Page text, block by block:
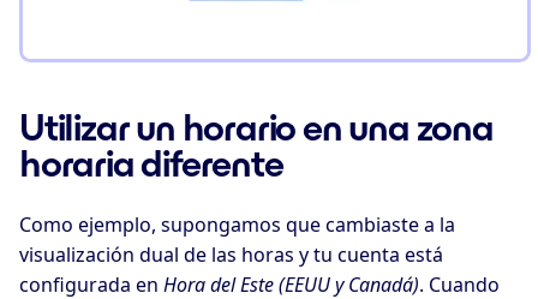
Utilizar un horario en una zona
horaria diferente
Como ejemplo, supongamos que cambiaste a la
visualización dual de las horas y tu cuenta está
configurada en Hora del Este (EEUU y Canadá). Cuando